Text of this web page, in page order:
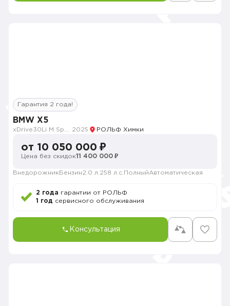
Гарантия 2 года!
BMW X5
2025 РОЛЬФ Химки
от 10 050 000 ₽
Цена без скидок11 400 000 ₽
Внедорожник Бензин2.0 л. 258 л.с. ПолныйАвтоматическая
2 года гарантии от РОЛЬФ
1 год сервисного обслуживания
Консультация